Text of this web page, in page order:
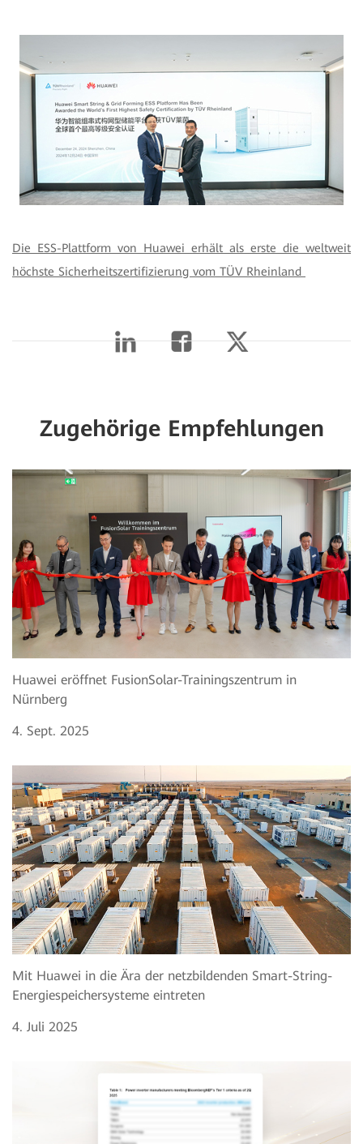
Die ESS-Plattform von Huawei erhält als erste die weltweit
höchste Sicherheitszertifizierung vom TÜV Rheinland
Zugehörige Empfehlungen
Huawei eröffnet FusionSolar-Trainingszentrum in
Nürnberg
4. Sept. 2025
Mit Huawei in die Ära der netzbildenden Smart-String-
Energiespeichersysteme eintreten
4. Juli 2025